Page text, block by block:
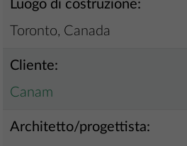
Luogo di costruzione:
Toronto, Canada
Cliente:
Canam
Architetto/progettista: